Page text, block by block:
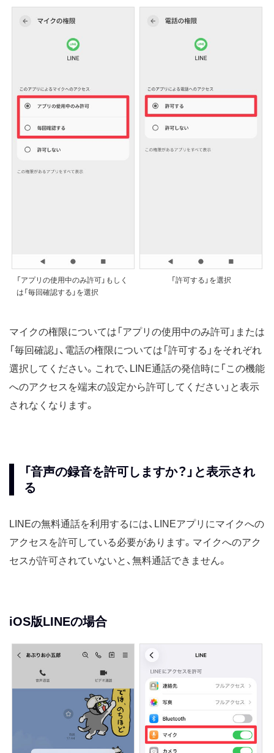
「アプリの使用中のみ許可」もしく
は「毎回確認する」を選択
「許可する」を選択
マイクの権限については「アプリの使用中のみ許可」または
「毎回確認」、電話の権限については「許可する」をそれぞれ
選択してください。これで、LINE通話の発信時に「この機能
へのアクセスを端末の設定から許可してください」と表示
されなくなります。
「音声の録音を許可しますか？」と表示され
る
LINEの無料通話を利用するには、LINEアプリにマイクへの
アクセスを許可している必要があります。マイクへのアク
セスが許可されていないと、無料通話できません。
iOS版LINEの場合